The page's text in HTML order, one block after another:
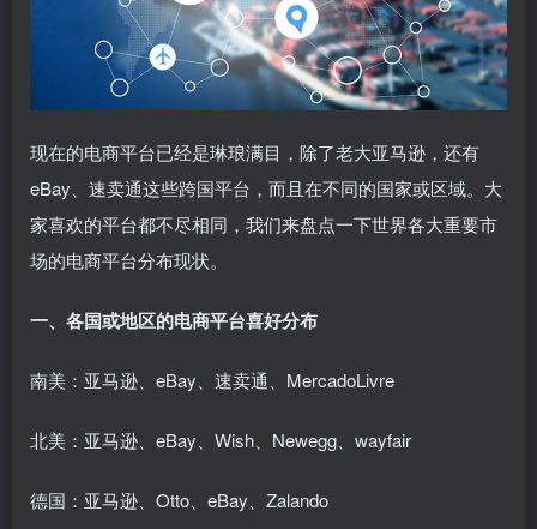
现在的电商平台已经是琳琅满目，除了老大亚马逊，还有
eBay、速卖通这些跨国平台，而且在不同的国家或区域。大
家喜欢的平台都不尽相同，我们来盘点一下世界各大重要市
场的电商平台分布现状。
一、各国或地区的电商平台喜好分布
南美：亚马逊、eBay、速卖通、MercadoLivre
北美：亚马逊、eBay、Wish、Newegg、wayfair
德国：亚马逊、Otto、eBay、Zalando